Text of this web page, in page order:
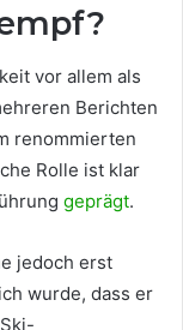
vor allem als
Berichten
renommierten
Rolle ist klar
geprägt.
jedoch erst
wurde, dass er